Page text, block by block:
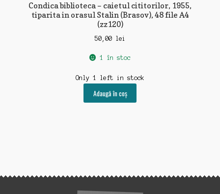
Condica biblioteca – caietul cititorilor, 1955,
tiparita in orasul Stalin (Brasov), 48 file A4
(zz120)
50,00 lei
1 în stoc
Only 1 left in stock
Adaugă în coș